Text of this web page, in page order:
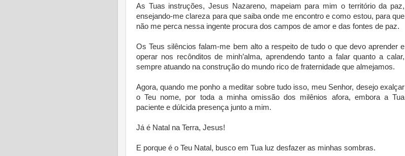
As Tuas instruções, Jesus Nazareno, mapeiam para mim o território da paz,
ensejando-me clareza para que saiba onde me encontro e como estou, para que
não me perca nessa ingente procura dos campos de amor e das fontes de paz.
Os Teus silêncios falam-me bem alto a respeito de tudo o que devo aprender e
operar nos recônditos de minh’alma, aprendendo tanto a falar quanto a calar,
sempre atuando na construção do mundo rico de fraternidade que almejamos.
Agora, quando me ponho a meditar sobre tudo isso, meu Senhor, desejo exalçar
o Teu nome, por toda a minha omissão dos milênios afora, embora a Tua
paciente e dúlcida presença junto a mim.
Já é Natal na Terra, Jesus!
E porque é o Teu Natal, busco em Tua luz desfazer as minhas sombras.